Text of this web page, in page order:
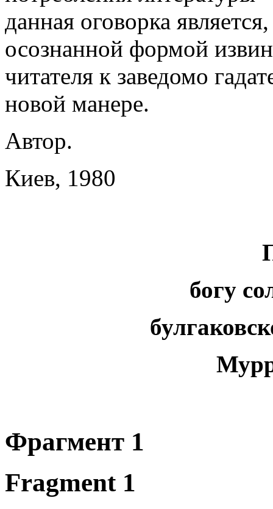
данная оговорка
осознанной формой
читателя к заведомо
новой манере.
Автор.
Киев, 1980
богу
Фрагмент 1
Fragment 1